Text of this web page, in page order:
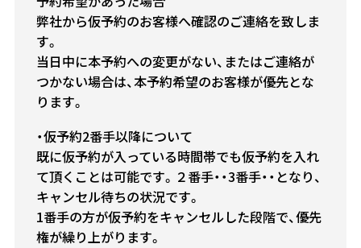
弊社から仮予約のお客様へ確認のご連絡を致しま
す。
当日中に本予約への変更がない、またはご連絡が
つかない場合は、本予約希望のお客様が優先とな
ります。
・仮予約2番手以降について
既に仮予約が入っている時間帯でも仮予約を入れ
て頂くことは可能です。２番手・・3番手・・となり、
キャンセル待ちの状況です。
1番手の方が仮予約をキャンセルした段階で、優先
権が繰り上がります。